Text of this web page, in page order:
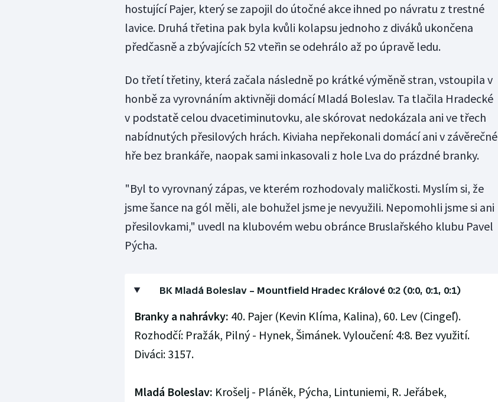
hostující Pajer, který se zapojil do útočné akce ihned po návratu z trestné
lavice. Druhá třetina pak byla kvůli kolapsu jednoho z diváků ukončena
předčasně a zbývajících 52 vteřin se odehrálo až po úpravě ledu.
Do třetí třetiny, která začala následně po krátké výměně stran, vstoupila v
honbě za vyrovnáním aktivněji domácí Mladá Boleslav. Ta tlačila Hradecké
v podstatě celou dvacetiminutovku, ale skórovat nedokázala ani ve třech
nabídnutých přesilových hrách. Kiviaha nepřekonali domácí ani v závěrečné
hře bez brankáře, naopak sami inkasovali z hole Lva do prázdné branky.
"Byl to vyrovnaný zápas, ve kterém rozhodovaly maličkosti. Myslím si, že
jsme šance na gól měli, ale bohužel jsme je nevyužili. Nepomohli jsme si ani
přesilovkami," uvedl na klubovém webu obránce Bruslařského klubu Pavel
Pýcha.
BK Mladá Boleslav – Mountfield Hradec Králové 0:2 (0:0, 0:1, 0:1)
Branky a nahrávky: 40. Pajer (Kevin Klíma, Kalina), 60. Lev (Cingeľ).
Rozhodčí: Pražák, Pilný - Hynek, Šimánek. Vyloučení: 4:8. Bez využití.
Diváci: 3157.
Mladá Boleslav: Krošelj - Pláněk, Pýcha, Lintuniemi, R. Jeřábek,